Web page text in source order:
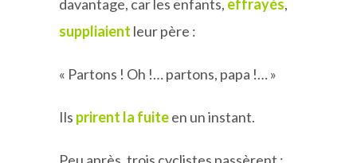
davantage, car les enfants, effrayés,
suppliaient leur père :
« Partons ! Oh !… partons, papa !… »
Ils prirent la fuiteen un instant.